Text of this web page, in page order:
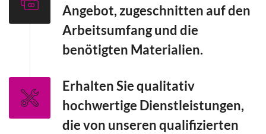
Angebot, zugeschnitten auf den
Arbeitsumfang und die
benötigten Materialien.
Erhalten Sie qualitativ
hochwertige Dienstleistungen,
die von unseren qualifizierten